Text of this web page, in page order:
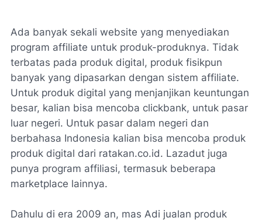
Ada banyak sekali website yang menyediakan
program affiliate untuk produk-produknya. Tidak
terbatas pada produk digital, produk fisikpun
banyak yang dipasarkan dengan sistem affiliate.
Untuk produk digital yang menjanjikan keuntungan
besar, kalian bisa mencoba clickbank, untuk pasar
luar negeri. Untuk pasar dalam negeri dan
berbahasa Indonesia kalian bisa mencoba produk
produk digital dari ratakan.co.id. Lazadut juga
punya program affiliasi, termasuk beberapa
marketplace lainnya.
Dahulu di era 2009 an, mas Adi jualan produk